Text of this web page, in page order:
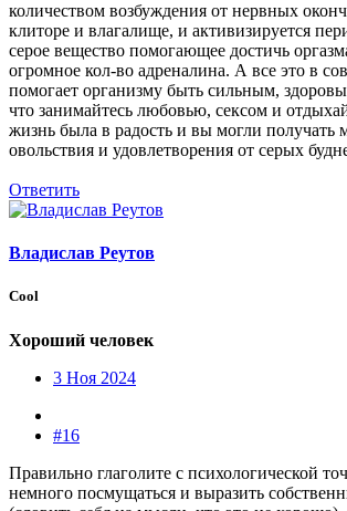
количеством возбуждения от нервных
клиторе и влагалище, и активизируется
серое вещество помогающее достичь
огромное кол-во адреналина. А все это в
помогает организму быть сильным,
что занимайтесь любовью, сексом и
жизнь была в радость и вы могли получать
овольствия и удовлетворения от серых
Ответить
Владислав Реутов
Cool
Хороший человек
3 Ноя 2024
#16
Правильно глаголите с психологической
немного посмущаться и выразить